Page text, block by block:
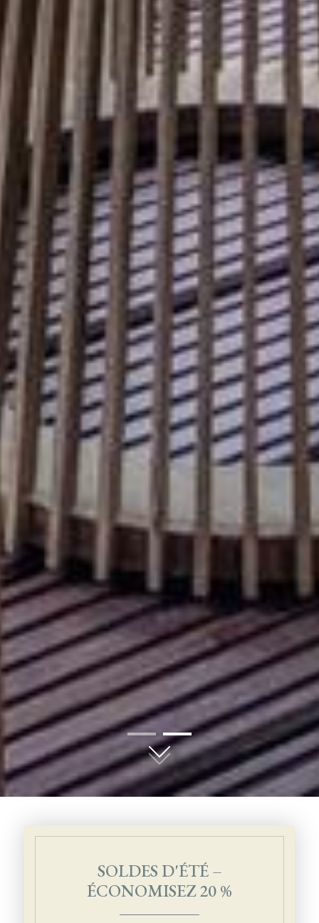
01 02
SOLDES D'ÉTÉ –
ÉCONOMISEZ 20 %